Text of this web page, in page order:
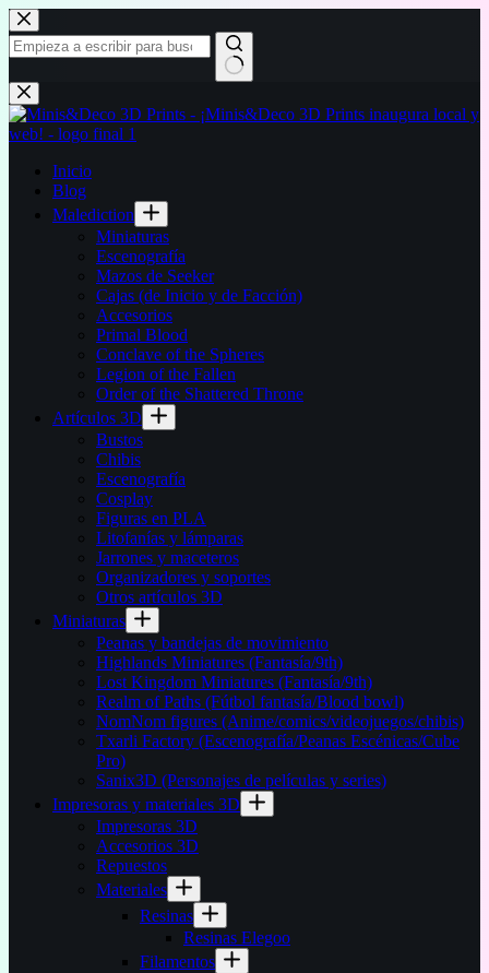
Saltar
al
contenido
Sin
resultados
Inicio
Blog
Malediction
Miniaturas
Escenografía
Mazos de Seeker
Cajas (de Inicio y de Facción)
Accesorios
Primal Blood
Conclave of the Spheres
Legion of the Fallen
Order of the Shattered Throne
Artículos 3D
Bustos
Chibis
Escenografía
Cosplay
Figuras en PLA
Litofanías y lámparas
Jarrones y maceteros
Organizadores y soportes
Otros artículos 3D
Miniaturas
Peanas y bandejas de movimiento
Highlands Miniatures (Fantasía/9th)
Lost Kingdom Miniatures (Fantasía/9th)
Realm of Paths (Fútbol fantasía/Blood bowl)
NomNom figures (Anime/comics/videojuegos/chibis)
Txarli Factory (Escenografía/Peanas Escénicas/Cube
Pro)
Sanix3D (Personajes de películas y series)
Impresoras y materiales 3D
Impresoras 3D
Accesorios 3D
Repuestos
Materiales
Resinas
Resinas Elegoo
Filamentos